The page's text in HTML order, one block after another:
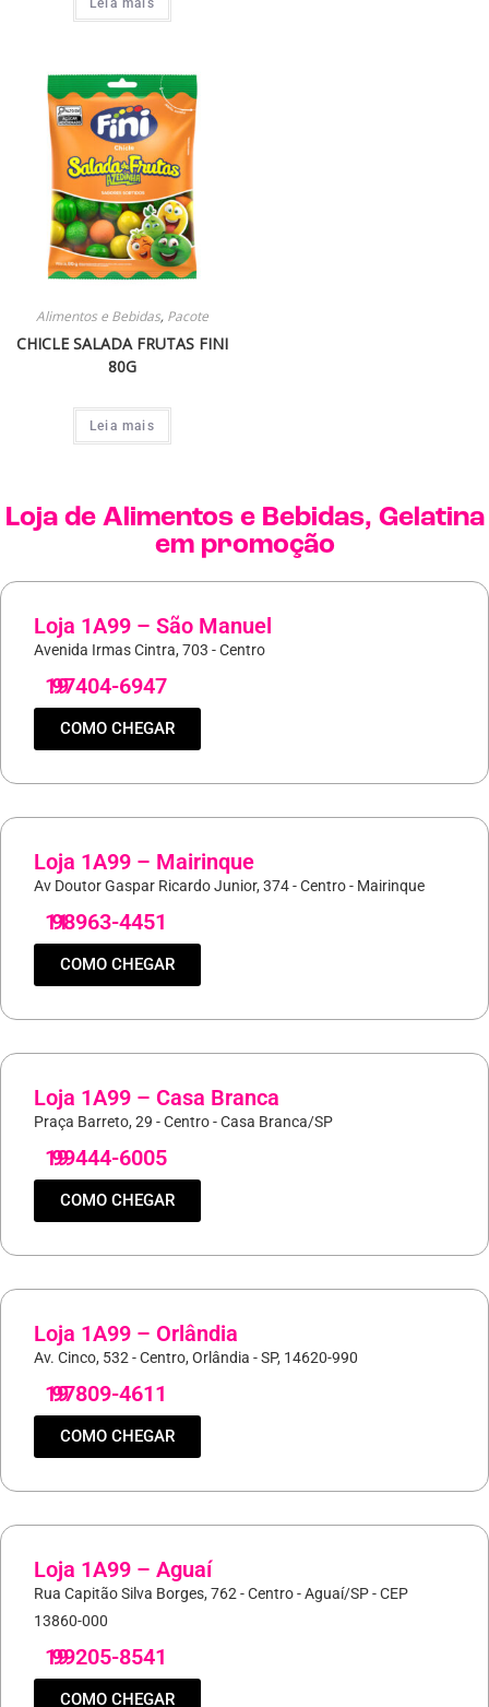
Leia mais
Alimentos e Bebidas, Pacote
CHICLE SALADA FRUTAS FINI
80G
Leia mais
Loja de Alimentos e Bebidas, Gelatina
em promoção
Loja 1A99 – São Manuel
Avenida Irmas Cintra, 703 - Centro
19
97404-6947
COMO CHEGAR
Loja 1A99 – Mairinque
Av Doutor Gaspar Ricardo Junior, 374 - Centro - Mairinque
11
98963-4451
COMO CHEGAR
Loja 1A99 – Casa Branca
Praça Barreto, 29 - Centro - Casa Branca/SP
19
99444-6005
COMO CHEGAR
Loja 1A99 – Orlândia
Av. Cinco, 532 - Centro, Orlândia - SP, 14620-990
19
97809-4611
COMO CHEGAR
Loja 1A99 – Aguaí
Rua Capitão Silva Borges, 762 - Centro - Aguaí/SP - CEP
13860-000
19
99205-8541
COMO CHEGAR